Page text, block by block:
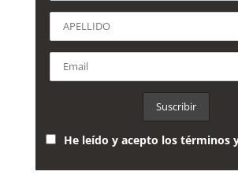
He leído y acepto los términos